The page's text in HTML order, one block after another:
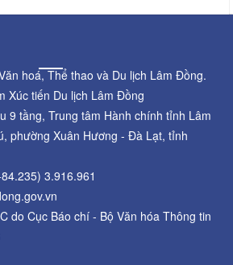
hoá, Thể thao và Du lịch Lâm Đồng.
Xúc tiến Du lịch Lâm Đồng
9 tầng, Trung tâm Hành chính tỉnh Lâm
phường Xuân Hương - Đà Lạt, tỉnh
3.916.961
do Cục Báo chí - Bộ Văn hóa Thông tin